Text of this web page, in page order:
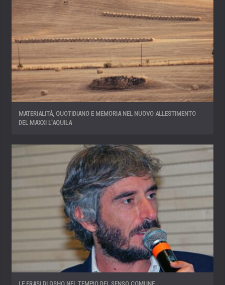
MATERIALITÀ, QUOTIDIANO E MEMORIA NEL NUOVO ALLESTIMENTO
DEL MAXXI L’AQUILA